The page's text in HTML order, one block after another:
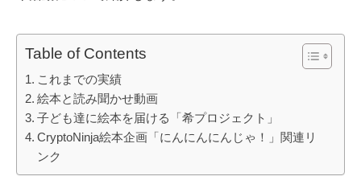
Table of Contents
これまでの実績
絵本と読み聞かせ動画
子ども達に絵本を届ける「希プロジェクト」
CryptoNinja絵本企画「にんにんにんじゃ！」関連リ
ンク